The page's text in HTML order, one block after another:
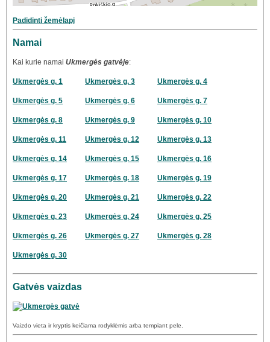
Padidinti žemėlapį
Namai
Kai kurie namai Ukmergės gatvėje:
Ukmergės g. 1 Ukmergės g. 3 Ukmergės g. 4
Ukmergės g. 5 Ukmergės g. 6 Ukmergės g. 7
Ukmergės g. 8 Ukmergės g. 9 Ukmergės g. 10
Ukmergės g. 11 Ukmergės g. 12 Ukmergės g. 13
Ukmergės g. 14 Ukmergės g. 15 Ukmergės g. 16
Ukmergės g. 17 Ukmergės g. 18 Ukmergės g. 19
Ukmergės g. 20 Ukmergės g. 21 Ukmergės g. 22
Ukmergės g. 23 Ukmergės g. 24 Ukmergės g. 25
Ukmergės g. 26 Ukmergės g. 27 Ukmergės g. 28
Ukmergės g. 30
Gatvės vaizdas
Vaizdo vieta ir kryptis keičiama rodyklėmis arba tempiant pele.